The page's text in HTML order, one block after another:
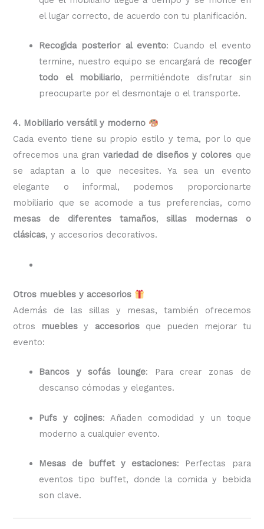
el lugar correcto, de acuerdo con tu planificación.
Recogida posterior al evento: Cuando el evento
termine, nuestro equipo se encargará de recoger
todo el mobiliario, permitiéndote disfrutar sin
preocuparte por el desmontaje o el transporte.
4. Mobiliario versátil y moderno
Cada evento tiene su propio estilo y tema, por lo que
ofrecemos una gran variedad de diseños y colores que
se adaptan a lo que necesites. Ya sea un evento
elegante o informal, podemos proporcionarte
mobiliario que se acomode a tus preferencias, como
mesas de diferentes tamaños,sillas modernas o
clásicas, y accesorios decorativos.
Otros muebles y accesorios
Además de las sillas y mesas, también ofrecemos
otros muebles y accesoriosque pueden mejorar tu
evento:
Bancos y sofás lounge: Para crear zonas de
descanso cómodas y elegantes.
Pufs y cojines: Añaden comodidad y un toque
moderno a cualquier evento.
Mesas de buffet y estaciones: Perfectas para
eventos tipo buffet, donde la comida y bebida
son clave.